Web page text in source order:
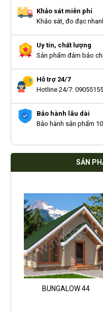
Khảo sát miễn phí
Khảo sát, đo đạc
Uy tín, chất lượng
Sản phẩm đảm bảo
Hỗ trợ 24/7
Hotline 24/7:
Bảo hành lâu dài
Bảo hành sản phẩm 10
SẢN
BUNGALOW 44